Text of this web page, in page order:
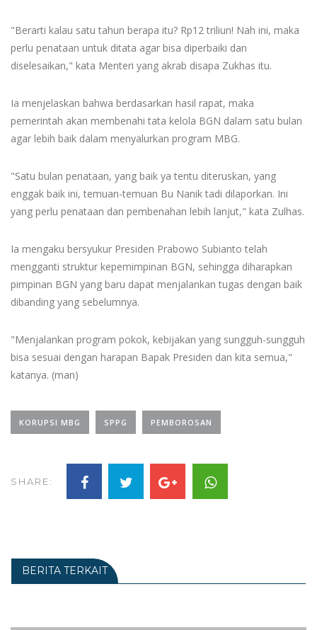
"Berarti kalau satu tahun berapa itu? Rp12 triliun! Nah ini, maka
perlu penataan untuk ditata agar bisa diperbaiki dan
diselesaikan," kata Menteri yang akrab disapa Zukhas itu.
Ia menjelaskan bahwa berdasarkan hasil rapat, maka
pemerintah akan membenahi tata kelola BGN dalam satu bulan
agar lebih baik dalam menyalurkan program MBG.
"Satu bulan penataan, yang baik ya tentu diteruskan, yang
enggak baik ini, temuan-temuan Bu Nanik tadi dilaporkan. Ini
yang perlu penataan dan pembenahan lebih lanjut," kata Zulhas.
Ia mengaku bersyukur Presiden Prabowo Subianto telah
mengganti struktur kepemimpinan BGN, sehingga diharapkan
pimpinan BGN yang baru dapat menjalankan tugas dengan baik
dibanding yang sebelumnya.
"Menjalankan program pokok, kebijakan yang sungguh-sungguh
bisa sesuai dengan harapan Bapak Presiden dan kita semua,"
katanya. (man)
KORUPSI MBG SPPG PEMBOROSAN
SHARE:
BERITA TERKAIT